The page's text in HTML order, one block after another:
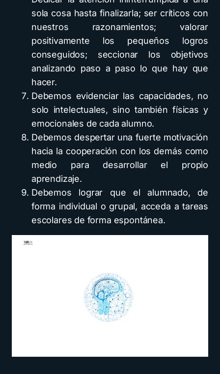
sola cosa hasta finalizarla; ser críticos con
nuestros razonamientos; valorar
positivamente los pequeños logros
conseguidos; seccionar los objetivos
analizando paso a paso lo que hay que
hacer.
Debemos evidenciar las capacidades, no
solo intelectuales, sino también físicas y
emocionales de cada alumno.
Debemos despertar una fuerte motivación
hacia la cooperación con los demás como
medio para desarrollar el propio
aprendizaje.
Debemos lograr que el alumnado, de
forma individual o grupal, acceda a tareas
escolares de forma espontánea.